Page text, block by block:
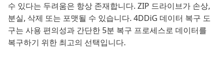
수 있다는 두려움은 항상 존재합니다. ZIP 드라이브가 손상,
분실, 삭제 또는 포맷될 수 있습니다. 4DDiG 데이터 복구 도
구는 사용 편의성과 간단한 5분 복구 프로세스로 데이터를
복구하기 위한 최고의 선택입니다.